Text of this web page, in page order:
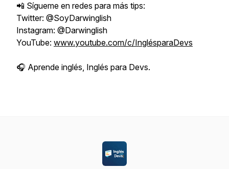
📲 Sígueme en redes para más tips:
Twitter: @SoyDarwinglish
Instagram: @Darwinglish
YouTube: www.youtube.com/c/InglésparaDevs
🎧 Aprende inglés, Inglés para Devs.